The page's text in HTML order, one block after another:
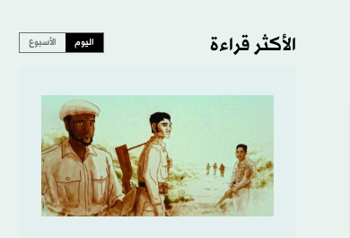
الأكثر قراءة اليوم الأسبوع